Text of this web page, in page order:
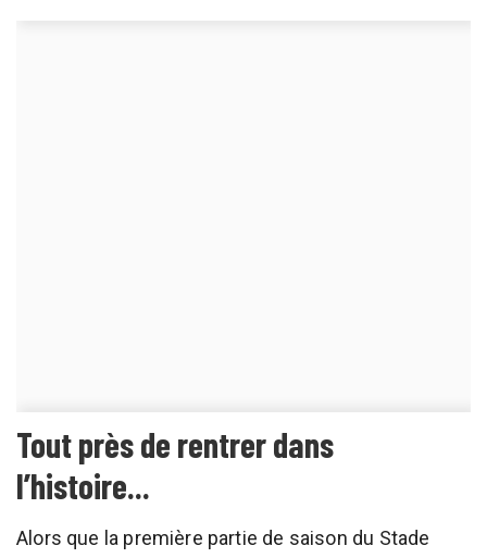
Tout près de rentrer dans
l’histoire...
Alors que la première partie de saison du Stade